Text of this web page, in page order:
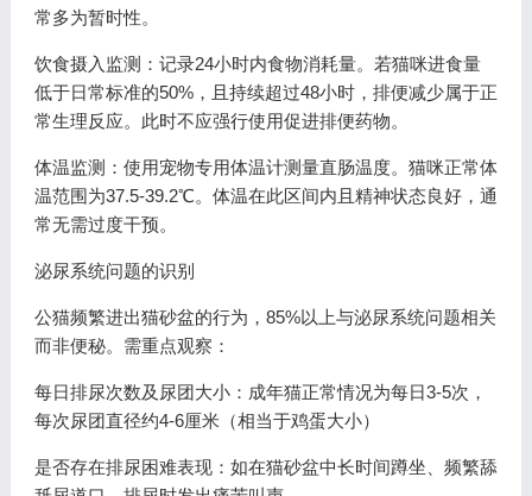
常多为暂时性。
饮食摄入监测：记录24小时内食物消耗量。若猫咪进食量
低于日常标准的50%，且持续超过48小时，排便减少属于正
常生理反应。此时不应强行使用促进排便药物。
体温监测：使用宠物专用体温计测量直肠温度。猫咪正常体
温范围为37.5-39.2℃。体温在此区间内且精神状态良好，通
常无需过度干预。
泌尿系统问题的识别
公猫频繁进出猫砂盆的行为，85%以上与泌尿系统问题相关
而非便秘。需重点观察：
每日排尿次数及尿团大小：成年猫正常情况为每日3-5次，
每次尿团直径约4-6厘米（相当于鸡蛋大小）
是否存在排尿困难表现：如在猫砂盆中长时间蹲坐、频繁舔